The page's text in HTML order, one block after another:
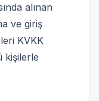
alınan
ve giriş
KVKK
kişilerle